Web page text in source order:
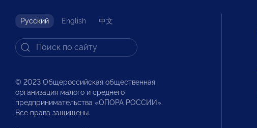
Русский English 中文
© 2023 Общероссийская общественная
организация малого и среднего
предпринимательства «ОПОРА РОССИИ».
Все права защищены.